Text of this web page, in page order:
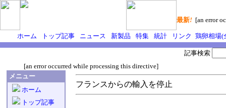
最新! [an error
ホーム トップ記事 ニュース 新製品 特集 統計 リンク 鶏卵相場(
[an error occurred while processing this directive]
記事検索
メニュー
ホーム
トップ記事
フランスからの輸入を停止